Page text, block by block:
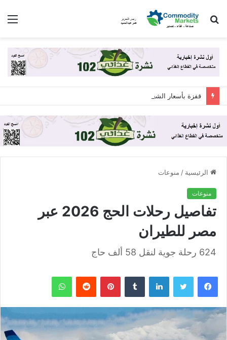
بحث
قفزة بأسعار الشحن الدولي وتأخير الشحنات 15 يوماً
الرئيسية / منوعات
منوعات
تفاصيل رحلات الحج 2026 عبر
مصر للطيران
624 رحلة جوية لنقل 58 ألف حاج
فيسبوك تويتر لينكدإن بينتيريست واتساب